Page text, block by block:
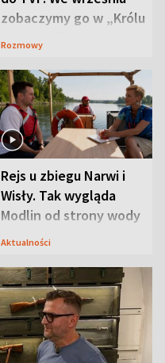
zobaczymy go w „Królu
Maciusiu I”
Rozmowy
Rejs u zbiegu Narwi i
Wisły. Tak wygląda
Modlin od strony wody
Aktualności